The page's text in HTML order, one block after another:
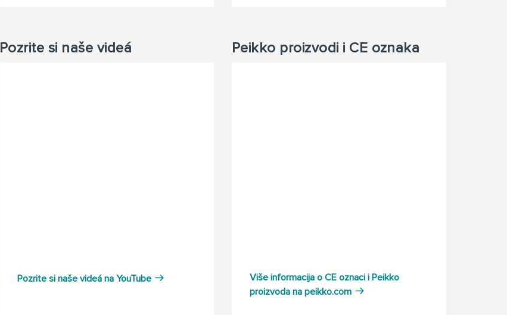
Pozrite si naše videá
Pozrite si naše videá na YouTube
Peikko proizvodi i CE oznaka
Više informacija o CE oznaci i Peikko
proizvoda na peikko.com